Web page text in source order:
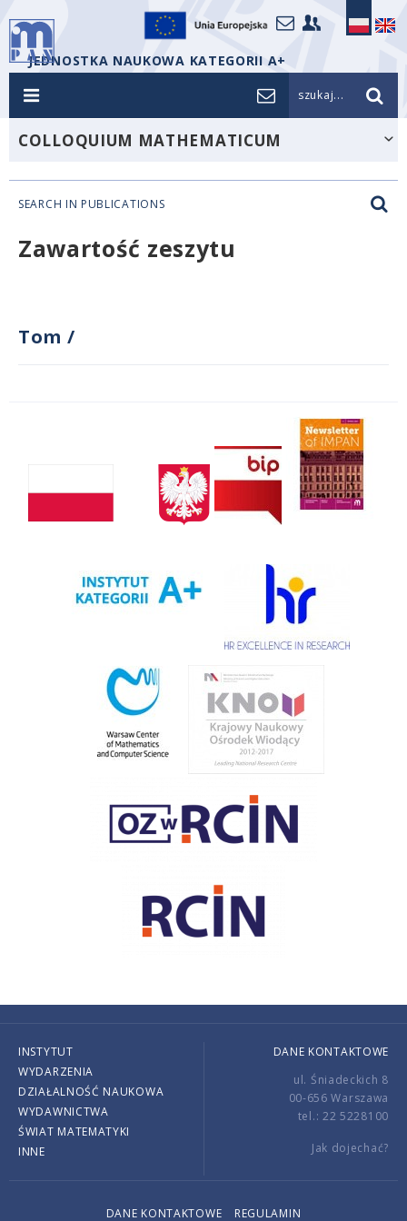
JEDNOSTKA NAUKOWA KATEGORII A+
szukaj...
COLLOQUIUM MATHEMATICUM
SEARCH IN PUBLICATIONS
Zawartość zeszytu
Tom /
INSTYTUT
WYDARZENIA
DZIAŁALNOŚĆ NAUKOWA
WYDAWNICTWA
ŚWIAT MATEMATYKI
INNE
DANE KONTAKTOWE
ul. Śniadeckich 8
00-656 Warszawa
tel.: 22 5228100
Jak dojechać?
DANE KONTAKTOWE REGULAMIN